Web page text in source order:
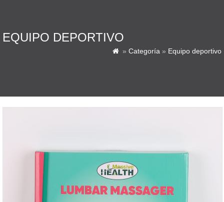
EQUIPO DEPORTIVO
 » Categoría » Equipo deportivo